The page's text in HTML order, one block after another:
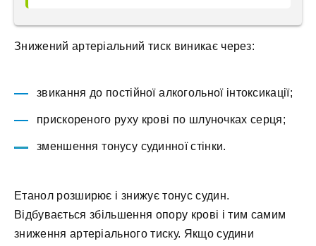
Знижений артеріальний тиск виникає через:
звикання до постійної алкогольної інтоксикації;
прискореного руху крові по шлуночках серця;
зменшення тонусу судинної стінки.
Етанол розширює і знижує тонус судин.
Відбувається збільшення опору крові і тим самим
зниження артеріального тиску. Якщо судини